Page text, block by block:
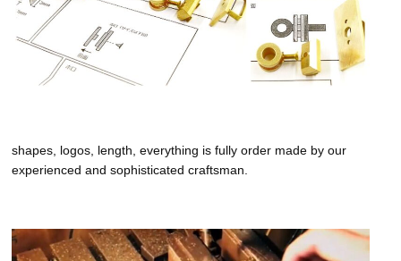
shapes, logos, length, everything is fully order made by our
experienced and sophisticated craftsman.